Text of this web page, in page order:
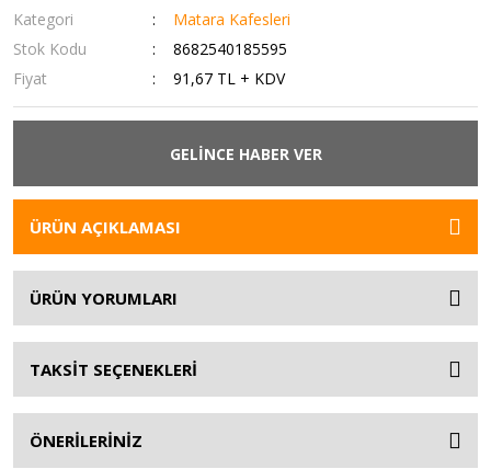
Kategori
Matara Kafesleri
Stok Kodu
8682540185595
Fiyat
91,67 TL + KDV
GELİNCE HABER VER
ÜRÜN AÇIKLAMASI
ÜRÜN YORUMLARI
TAKSİT SEÇENEKLERİ
ÖNERİLERİNİZ